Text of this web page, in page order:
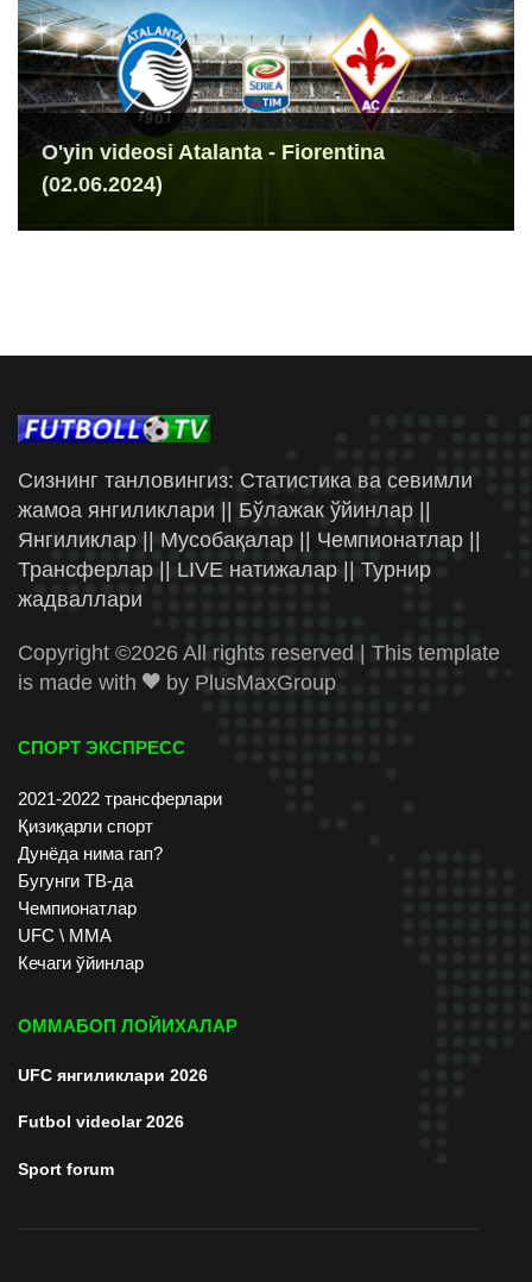
O'yin videosi Atalanta - Fiorentina
(02.06.2024)
Сизнинг танловингиз: Статистика ва севимли
жамоа янгиликлари || Бўлажак ўйинлар ||
Янгиликлар || Мусобақалар || Чемпионатлар ||
Трансферлар || LIVE натижалар || Турнир
жадваллари
Copyright ©2026 All rights reserved | This template
is made with
by PlusMaxGroup
СПОРТ ЭКСПРЕСС
2021-2022 трансферлари
Қизиқарли спорт
Дунёда нима гап?
Бугунги ТВ-да
Чемпионатлар
UFC \ ММА
Кечаги ўйинлар
ОММАБОП ЛОЙИХАЛАР
UFC янгиликлари 2026
Futbol videolar 2026
Sport forum